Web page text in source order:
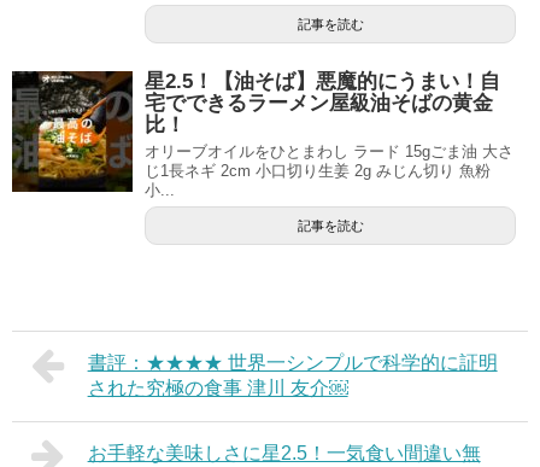
記事を読む
星2.5！【油そば】悪魔的にうまい！自
宅でできるラーメン屋級油そばの黄金
比！
オリーブオイルをひとまわし ラード 15gごま油 大さ
じ1長ネギ 2cm 小口切り生姜 2g みじん切り 魚粉
小...
記事を読む
書評：★★★★ 世界一シンプルで科学的に証明
された究極の食事 津川 友介￼
お手軽な美味しさに星2.5！一気食い間違い無